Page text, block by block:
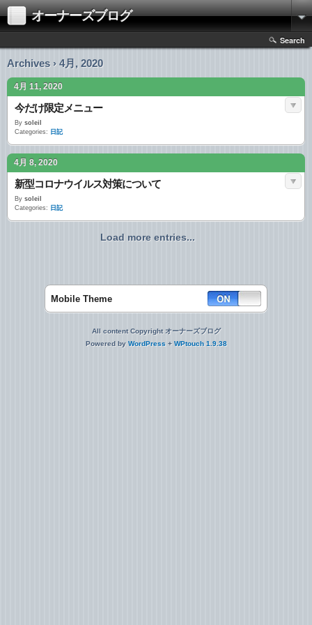
オーナーズブログ
Search
Archives › 4月, 2020
4月 11, 2020
今だけ限定メニュー
By soleil
Categories: 日記
4月 8, 2020
新型コロナウイルス対策について
By soleil
Categories: 日記
Load more entries...
Mobile Theme
All content Copyright オーナーズブログ
Powered by WordPress + WPtouch 1.9.38